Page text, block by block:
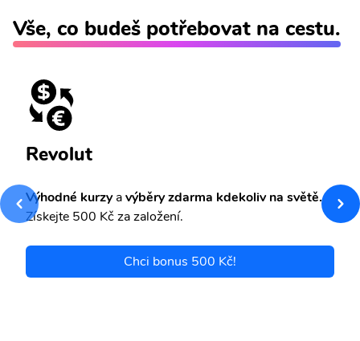
Vše, co budeš potřebovat na cestu.
Revolut
Výhodné kurzyavýběry zdarma kdekoliv na světě.
Získejte 500 Kč za založení.
Chci bonus 500 Kč!